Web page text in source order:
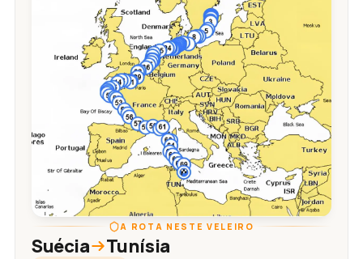
A ROTA NESTE VELEIRO
Suécia Tunísia